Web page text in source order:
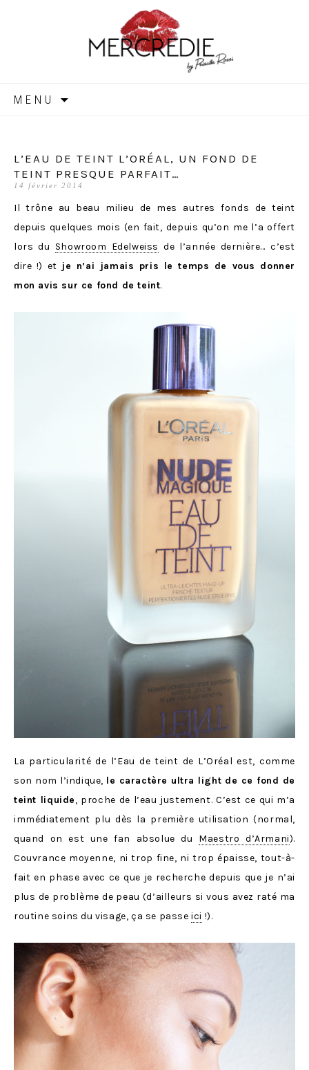
MERCREDIE
MENU
L’EAU DE TEINT L’ORÉAL, UN FOND DE
TEINT PRESQUE PARFAIT…
14 février 2014
Il trône au beau milieu de mes autres fonds de teint
depuis quelques mois (en fait, depuis qu’on me l’a offert
lors du Showroom Edelweiss de l’année dernière… c’est
dire !) et je n’ai jamais pris le temps de vous donner
mon avis sur ce fond de teint.
La particularité de l’Eau de teint de L’Oréal est, comme
son nom l’indique, le caractère ultra light de ce fond de
teint liquide, proche de l’eau justement. C’est ce qui m’a
immédiatement plu dès la première utilisation (normal,
quand on est une fan absolue du Maestro d’Armani).
Couvrance moyenne, ni trop fine, ni trop épaisse, tout-à-
fait en phase avec ce que je recherche depuis que je n’ai
plus de problème de peau (d’ailleurs si vous avez raté ma
routine soins du visage, ça se passeici !).